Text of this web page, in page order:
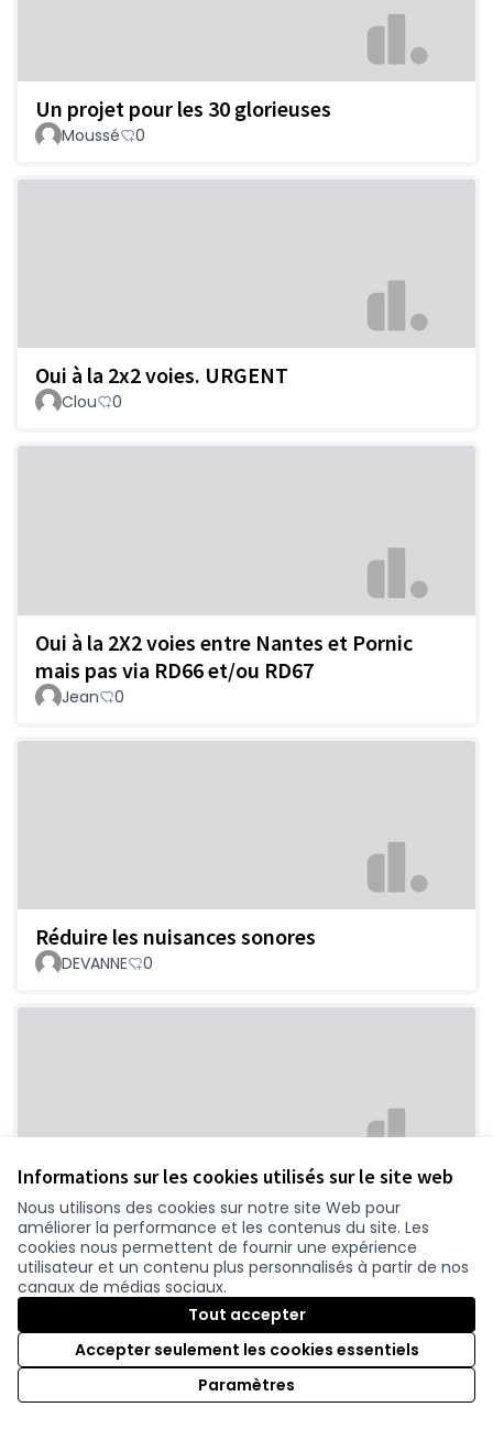
Informations sur les cookies utilisés sur le site web
Nous utilisons des cookies sur notre site Web pour
améliorer la performance et les contenus du site. Les
cookies nous permettent de fournir une expérience
utilisateur et un contenu plus personnalisés à partir de nos
canaux de médias sociaux.
Tout accepter
Accepter seulement les cookies essentiels
Paramètres
Un projet pour les 30 glorieuses
Moussé 0
Oui à la 2x2 voies. URGENT
Clou 0
Oui à la 2X2 voies entre Nantes et Pornic
mais pas via RD66 et/ou RD67
Jean 0
Réduire les nuisances sonores
DEVANNE 0
La vitesse est l'inverse de la sécurité
DEVANNE 0